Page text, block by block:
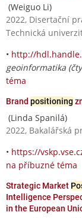
(Weiguo Li)
2022, Disertační
Technická
• http://
geoinformatika
téma
Brand positioning
(Linda Spanilá)
2022, Bakalářská
• https://
na příbuzné téma
Strategic Market
Intelligence
in the European